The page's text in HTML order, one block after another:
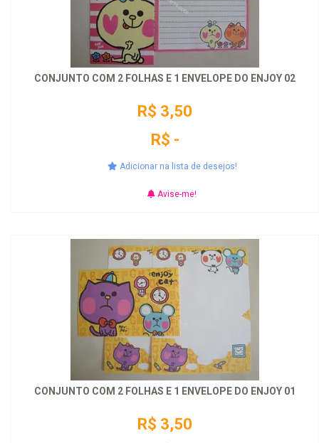
CONJUNTO COM 2 FOLHAS E 1 ENVELOPE DO ENJOY 02
R$ 3,50
R$ -
Adicionar na lista de desejos!
Avise-me!
CONJUNTO COM 2 FOLHAS E 1 ENVELOPE DO ENJOY 01
R$ 3,50